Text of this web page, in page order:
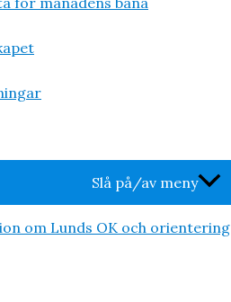
Slå på/av meny
om Lunds OK och orientering